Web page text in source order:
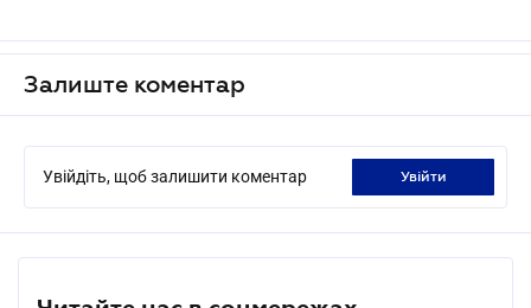
Залиште коментар
Увійдіть, щоб залишити коментар увійти